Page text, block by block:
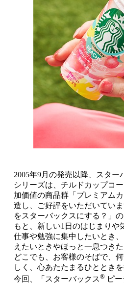
2005年9月の発売以降、スタ
シリーズは、チルドカップコ
加価値の商品群「プレミアム
造し、ご好評をいただいてい
をスターバックスにする？」
もと、新しい1日のはじまりや
仕事や勉強に集中したいとき
えたいときやほっと一息つき
どこでも、お客様のそばで、
しく、心あたたまるひとときを
今回、「スターバックス® ピ